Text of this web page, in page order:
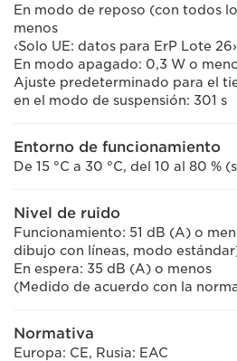
En modo de reposo (con todos
menos
‹Solo UE: datos para ErP Lote 26›
En modo apagado: 0,3 W o
Ajuste predeterminado para el
en el modo de suspensión: 301 s
Entorno de funcionamiento
De 15 °C a 30 °C, del 10 al 80 %
Nivel de ruido
Funcionamiento: 51 dB (A) o
dibujo con líneas, modo
En espera: 35 dB (A) o menos
(Medido de acuerdo con la
Normativa
Europa: CE, Rusia: EAC